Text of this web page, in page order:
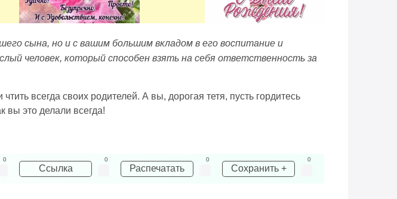
сына, но и с вашим большим вкладом в его воспитание и
человек, который способен взять на себя ответственность за
всегда своих родителей. А вы, дорогая тетя, пусть гордитесь
вы это делали всегда!
0
Ссылка
0
Распечатать
0
Сохранить +
0